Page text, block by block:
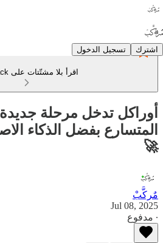
اشترك تسجيل الدخول
اقرأ بلا مشتّتات على Substack
أوراكل تدخل مرحلة
المتسارع بفضل الذكاء
🚀
مٌركَّبْ
Jul 08, 2025
∙ مدفوع